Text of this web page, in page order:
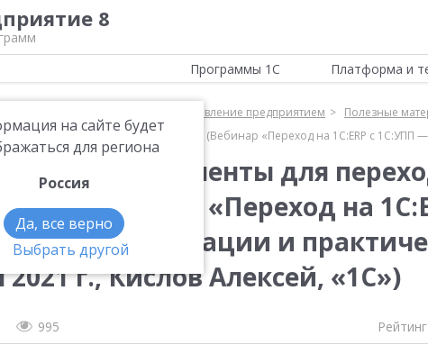
8
на сайте будет
для региона
Россия
Да, все верно
Выбрать другой
Программы 1С Платформа и
1С:ERP Управление предприятием Полезные
для перехода на «1С:ERP» (Вебинар «Переход на 1С:ERP с
инструменты для
(Вебинар «Переход на
— рекомендации и
2021 г., Кислов Алексей, «1С»)
995